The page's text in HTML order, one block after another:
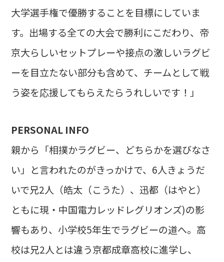
大学選手権で優勝することを目標にしていま
す。出場する全ての大会で勝利にこだわり、帝
京大らしいセットプレーや接点の激しいラグビ
ーを目立たない部分も含めて、チームとして戦
う姿を応援してもらえたらうれしいです！」
PERSONAL INFO
親から「相撲かラグビー、どちらかを選びなさ
い」と言われたのがきっかけで、6人きょうだ
いで兄2人（皓太（こうた）、迅都（はやと）
ともに現・中国電力レッドレグリオンズ)の影
響もあり、小学校5年生でラグビーの道へ。高
校は兄2人とは違う京都成章高校に進学し、